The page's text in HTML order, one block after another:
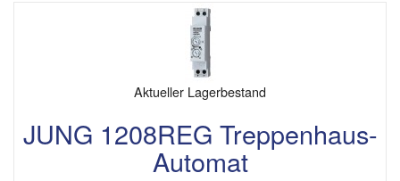
Aktueller Lagerbestand
JUNG 1208REG Treppenhaus-
Automat